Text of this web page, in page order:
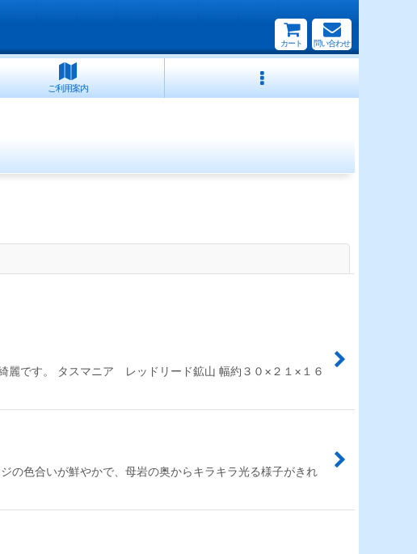
カート 問い合わせ
ご利用案内
麗です。 タスマニア レッドリード鉱山 幅約３０×２１×１６
の色合いが鮮やかで、母岩の奥からキラキラ光る様子がきれ